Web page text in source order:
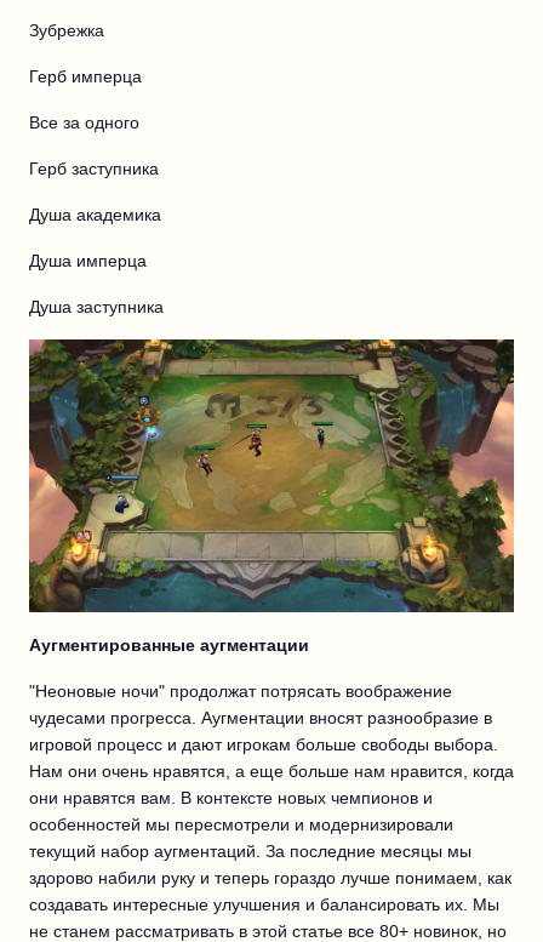
Зубрежка
Герб имперца
Все за одного
Герб заступника
Душа академика
Душа имперца
Душа заступника
Аугментированные аугментации
"Неоновые ночи" продолжат потрясать воображение
чудесами прогресса. Аугментации вносят разнообразие в
игровой процесс и дают игрокам больше свободы выбора.
Нам они очень нравятся, а еще больше нам нравится, когда
они нравятся вам. В контексте новых чемпионов и
особенностей мы пересмотрели и модернизировали
текущий набор аугментаций. За последние месяцы мы
здорово набили руку и теперь гораздо лучше понимаем, как
создавать интересные улучшения и балансировать их. Мы
не станем рассматривать в этой статье все 80+ новинок, но